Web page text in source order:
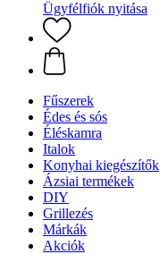
Ügyfélfiók nyitása
Fűszerek
Édes és sós
Éléskamra
Italok
Konyhai kiegészítők
Ázsiai termékek
DIY
Grillezés
Márkák
Akciók